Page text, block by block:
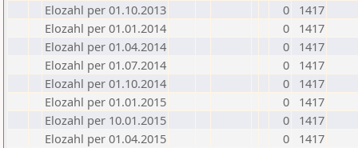
Elozahl per 01.10.2013
0
1417
Elozahl per 01.01.2014
0
1417
Elozahl per 01.04.2014
0
1417
Elozahl per 01.07.2014
0
1417
Elozahl per 01.10.2014
0
1417
Elozahl per 01.01.2015
0
1417
Elozahl per 10.01.2015
0
1417
Elozahl per 01.04.2015
0
1417